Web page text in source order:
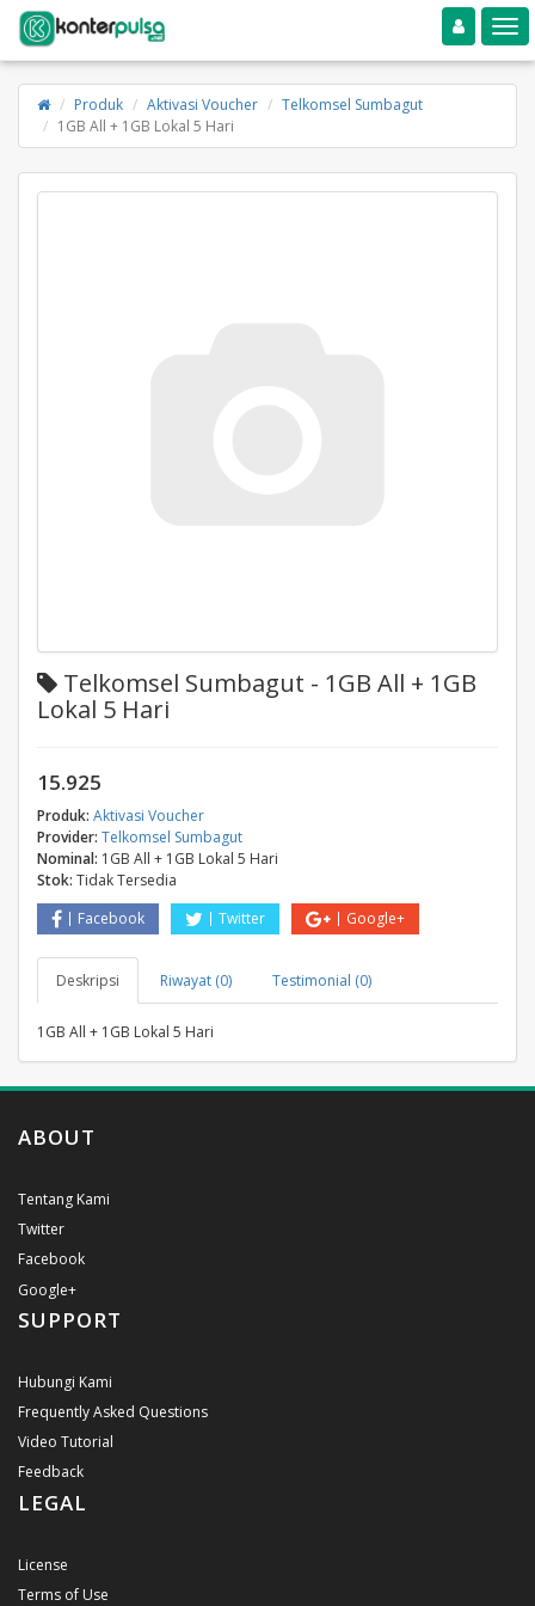
Toggle navigation
Produk Aktivasi Voucher
Telkomsel Sumbagut
1GB All + 1GB Lokal 5 Hari
Telkomsel Sumbagut - 1GB All + 1GB
Lokal 5 Hari
15.925
Produk: Aktivasi Voucher
Provider: Telkomsel Sumbagut
Nominal: 1GB All + 1GB Lokal 5 Hari
Stok: Tidak Tersedia
Facebook
Twitter Google+
Deskripsi Riwayat (0) Testimonial (0)
1GB All + 1GB Lokal 5 Hari
ABOUT
Tentang Kami
Twitter
Facebook
Google+
SUPPORT
Hubungi Kami
Frequently Asked Questions
Video Tutorial
Feedback
LEGAL
License
Terms of Use